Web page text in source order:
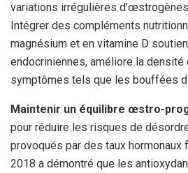
variations irrégulières
Intégrer des compléments
magnésium et en vitamine D
endocriniennes, améliore la
symptômes tels que les bouffées
Maintenir un équilibre œstro-
pour réduire les risques de
provoqués par des taux hormonaux
2018 a démontré que les